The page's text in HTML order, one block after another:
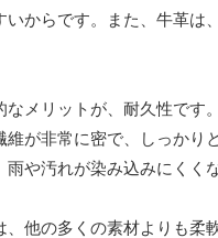
からです。また、牛革
メリットが、耐久性で
が非常に密で、しっか
や汚れが染み込みにくく
他の多くの素材よりも